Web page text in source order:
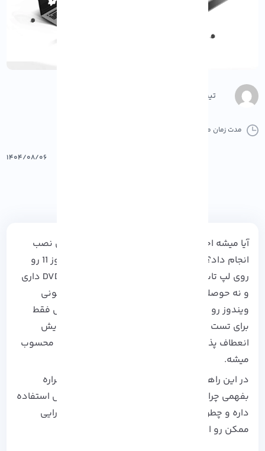
تیم محتوا
مدت زمان مطالعه :
۱۴۰۴/۰۸/۰۶
آیا میشه اجرای ویندوز 11 از روی فلش USB را بدون نصب
انجام داد؟ حتماً برات پیش اومده که بخوای
ویندوز 11
رو
روی لپ‌ تاپ یا سیستم خودت امتحان کنی اما نه DVD داری
و نه حوصله‌ نصب طولانی!!! خبر خوب اینه که می‌تونی
ویندوز رو مستقیماً از روی USB اجرا کنی. این روش فقط
برای تست نیست بلکه یه راه هوشمندانه برای افزایش
انعطاف‌ پذیری، امنیت و پورتابل بودن محیط کاری محسوب
میشه.
در این راهنما فقط مراحل نصب رو نمیگیم بلکه قراره
بفهمی چرا این روش مفیده و در چه شرایطی ارزش استفاده
داره و چطور میتونی با چند ترفند ساده بهترین کارایی
ممکن رو ازش بگیری!!